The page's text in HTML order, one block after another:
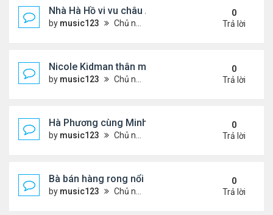
Nhà Hà Hồ vi vu châu Âu
by music123 Chủ nhật Tháng 7 26, 2026 4:40 pm
0
Trả lời
Nicole Kidman thân mật bên bf doanh nhân
by music123 Chủ nhật Tháng 7 26, 2026 4:34 pm
0
Trả lời
Hà Phương cùng Minh Tuyết đi sự kiện
by music123 Chủ nhật Tháng 7 26, 2026 3:51 pm
0
Trả lời
Bà bán hàng rong nổi tiếng bị tịch thu quang gánh
by music123 Chủ nhật Tháng 7 26, 2026 3:46 pm
0
Trả lời